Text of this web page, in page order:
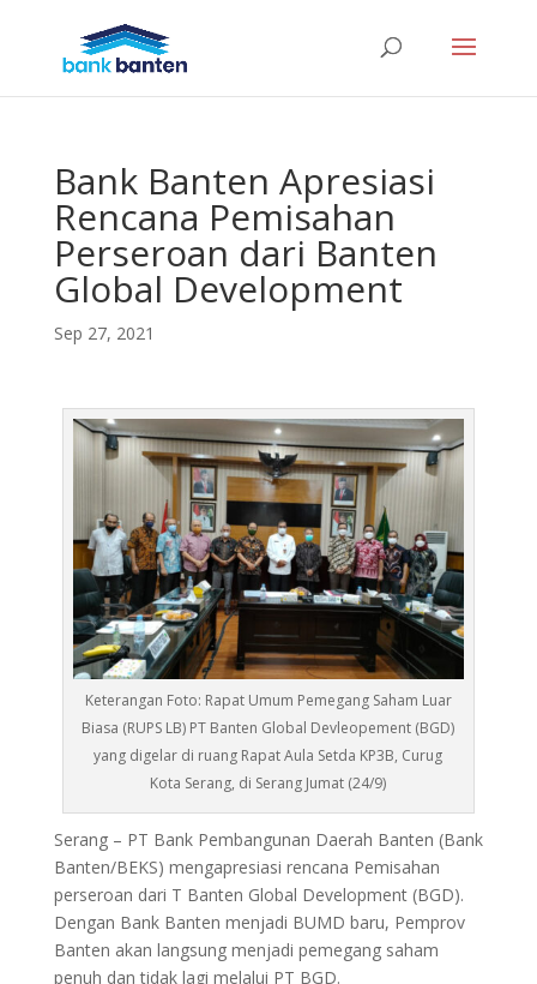
Bank Banten Apresiasi
Rencana Pemisahan
Perseroan dari Banten
Global Development
Sep 27, 2021
Keterangan Foto: Rapat Umum Pemegang Saham Luar
Biasa (RUPS LB) PT Banten Global Devleopement (BGD)
yang digelar di ruang Rapat Aula Setda KP3B, Curug
Kota Serang, di Serang Jumat (24/9)
Serang – PT Bank Pembangunan Daerah Banten (Bank
Banten/BEKS) mengapresiasi rencana Pemisahan
perseroan dari T Banten Global Development (BGD).
Dengan Bank Banten menjadi BUMD baru, Pemprov
Banten akan langsung menjadi pemegang saham
penuh dan tidak lagi melalui PT BGD.